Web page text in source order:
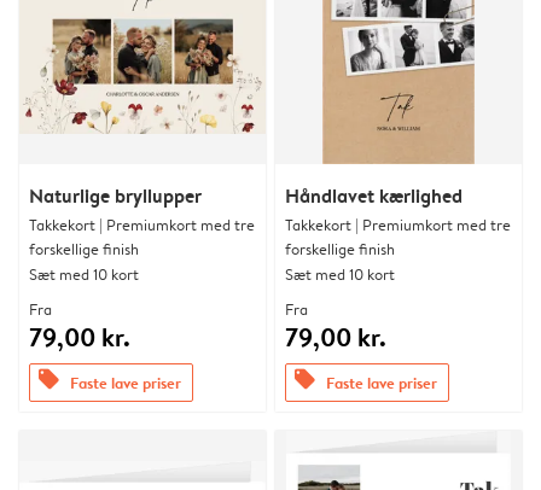
Naturlige bryllupper
Takkekort | Premiumkort med tre
forskellige finish
Sæt med 10 kort
Fra
79,00 kr.
offers Faste lave priser
Håndlavet kærlighed
Takkekort | Premiumkort med tre
forskellige finish
Sæt med 10 kort
Fra
79,00 kr.
offers Faste lave priser